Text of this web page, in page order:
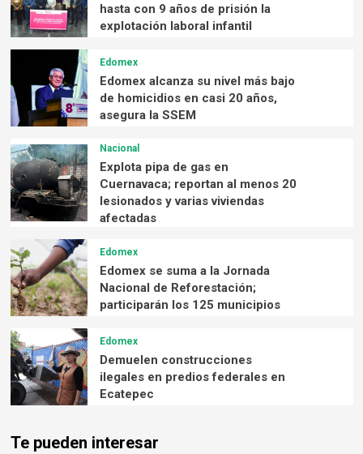
hasta con 9 años de prisión la
explotación laboral infantil
Edomex
Edomex alcanza su nivel más bajo
de homicidios en casi 20 años,
asegura la SSEM
Nacional
Explota pipa de gas en
Cuernavaca; reportan al menos 20
lesionados y varias viviendas
afectadas
Edomex
Edomex se suma a la Jornada
Nacional de Reforestación;
participarán los 125 municipios
Edomex
Demuelen construcciones
ilegales en predios federales en
Ecatepec
Te pueden interesar